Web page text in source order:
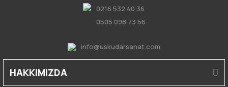
0216 532 40 36
0505 098 73 56
info@uskudarsanat.com
HAKKIMIZDA